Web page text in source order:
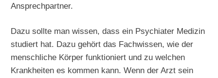
Ansprechpartner.
Dazu sollte man wissen, dass ein Psychiater Medizin
studiert hat. Dazu gehört das Fachwissen, wie der
menschliche Körper funktioniert und zu welchen
Krankheiten es kommen kann. Wenn der Arzt sein